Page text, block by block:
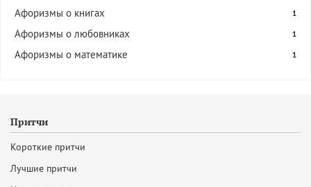
Афоризмы о книгах 1
Афоризмы о любовниках 1
Афоризмы о математике 1
Притчи
Короткие притчи
Лучшие притчи